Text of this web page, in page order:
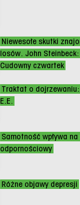
Niewesołe skutki
losów. John
Cudowny czwartek
Traktat o
E.E.
Samotność wpływa na
odpornościowy
Różne objawy depresji